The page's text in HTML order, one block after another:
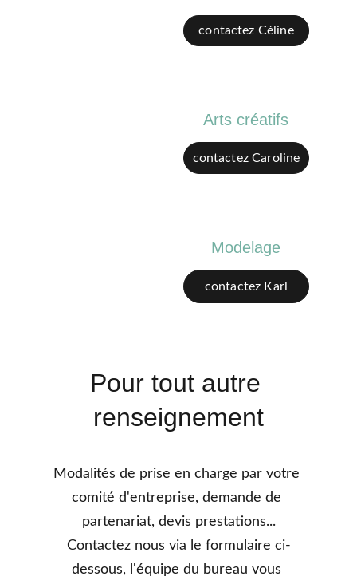
Arts créatifs
contactez Céline
contactez Caroline
Modelage
contactez Karl
Pour tout autre
renseignement
Modalités de prise en charge par votre
comité d'entreprise, demande de
partenariat, devis prestations...
Contactez nous via le formulaire ci-
dessous, l'équipe du bureau vous